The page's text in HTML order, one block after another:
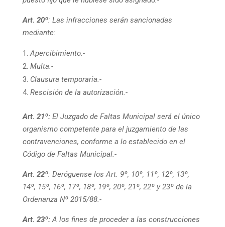
Art. 20º: Las infracciones serán sancionadas
mediante:
Apercibimiento.-
Multa.-
Clausura temporaria.-
Rescisión de la autorización.-
Art. 21º:El Juzgado de Faltas Municipal será el único
organismo competente para el juzgamiento de las
contravenciones, conforme a lo establecido en el
Código de Faltas Municipal.-
Art. 22º: Deróguense los Art. 9º, 10º, 11º, 12º, 13º,
14º, 15º, 16º, 17º, 18º, 19º, 20º, 21º, 22º y 23º de la
Ordenanza Nº 2015/88.-
Art. 23º:A los fines de proceder a las construcciones